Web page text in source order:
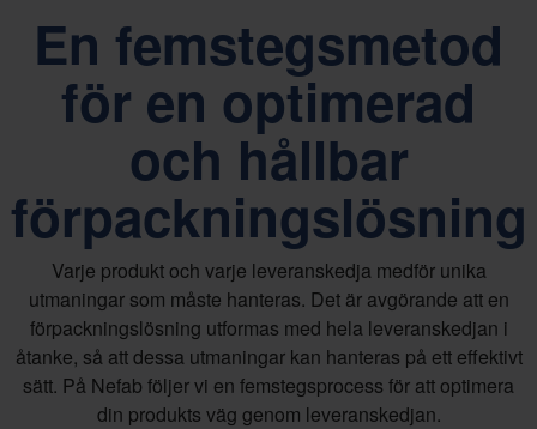
En femstegsmetod
för en optimerad
och hållbar
förpackningslösning
Varje produkt och varje leveranskedja medför unika
utmaningar som måste hanteras. Det är avgörande att en
förpackningslösning utformas med hela leveranskedjan i
åtanke, så att dessa utmaningar kan hanteras på ett effektivt
sätt. På Nefab följer vi en femstegsprocess för att optimera
din produkts väg genom leveranskedjan.